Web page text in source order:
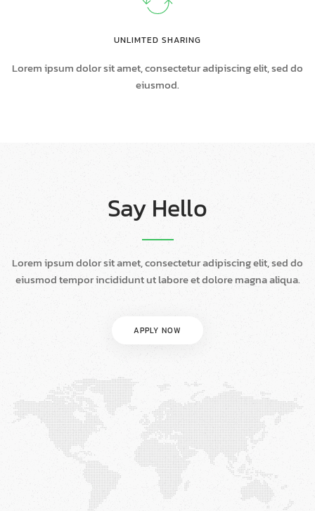
UNLIMTED SHARING
Lorem ipsum dolor sit amet, consectetur adipiscing elit, sed do
eiusmod.
Say Hello
Lorem ipsum dolor sit amet, consectetur adipiscing elit, sed do
eiusmod tempor incididunt ut labore et dolore magna aliqua.
APPLY NOW